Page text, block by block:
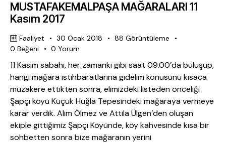
MUSTAFAKEMALPAŞA MAĞARALARI 11
Kasım 2017
Faaliyet 30 Ocak 2018 88 Görüntüleme
0 Beğeni 0 Yorum
11 Kasım sabahı, her zamanki gibi saat 09.00’da buluşup,
hangi mağara istihbaratlarına gidelim konusunu kısaca
müzakere ettikten sonra, elimizdeki listeden önceliği
Şapçı köyü Küçük Huğla Tepesindeki mağaraya vermeye
karar verdik. Alim Ölmez ve Attila Ülgen’den oluşan
ekiple gittiğimiz Şapçı Köyünde, köy kahvesinde kısa bir
sohbetten sonra bize mağaranın yerini